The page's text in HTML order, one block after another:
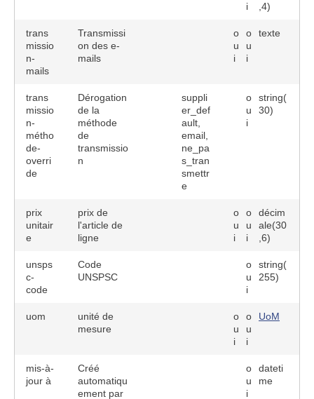
i
,4)
trans
missio
n-
mails
Transmissi
on des e-
mails
o
u
i
o
u
i
texte
trans
missio
n-
métho
de-
overri
de
Dérogation
de la
méthode
de
transmissio
n
suppli
er_def
ault,
email,
ne_pa
s_tran
smettr
e
o
u
i
string(
30)
prix
unitair
e
prix de
l'article de
ligne
o
u
i
o
u
i
décim
ale(30
,6)
unsps
c-
code
Code
UNSPSC
o
u
i
string(
255)
uom
unité de
mesure
o
u
i
o
u
i
UoM
mis-à-
jour à
Créé
automatiqu
ement par
o
u
i
dateti
me